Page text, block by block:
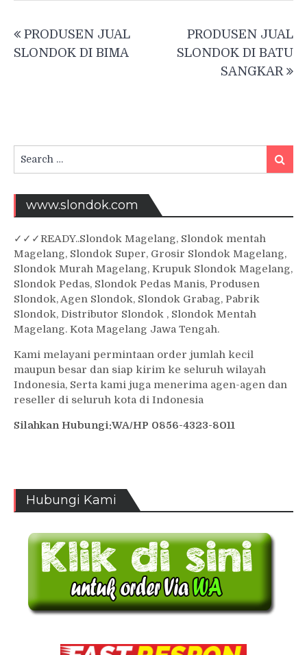
navigation
PRODUSEN JUAL
SLONDOK DI BIMA
PRODUSEN JUAL
SLONDOK DI BATU
SANGKAR
Search
for:
Search
www.slondok.com
✓ ✓✓READY..Slondok Magelang, Slondok mentah
Magelang, Slondok Super, Grosir Slondok Magelang,
Slondok Murah Magelang, Krupuk Slondok Magelang,
Slondok Pedas, Slondok Pedas Manis, Produsen
Slondok, Agen Slondok, Slondok Grabag, Pabrik
Slondok, Distributor Slondok , Slondok Mentah
Magelang. Kota Magelang Jawa Tengah.
Kami melayani permintaan order jumlah kecil
maupun besar dan siap kirim ke seluruh wilayah
Indonesia, Serta kami juga menerima agen-agen dan
reseller di seluruh kota di Indonesia
Silahkan Hubungi:WA/HP 0856-4323-8011
Hubungi Kami